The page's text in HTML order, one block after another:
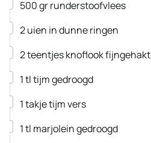
▢
500grrunderstoofvlees
▢
2uien in dunne ringen
▢
2teentjesknoflookfijngehakt
▢
1tltijmgedroogd
▢
1takjetijmvers
▢
1tl marjoleingedroogd